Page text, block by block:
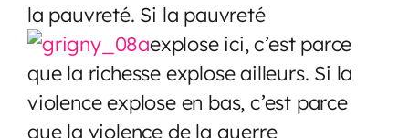
la pauvreté. Si la pauvreté
explose ici, c’est parce
que la richesse explose ailleurs. Si la
violence explose en bas, c’est parce
que la violence de la guerre